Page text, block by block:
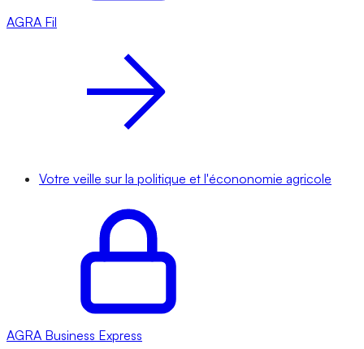
AGRA Fil
Votre veille sur la politique et l'écononomie agricole
AGRA Business Express